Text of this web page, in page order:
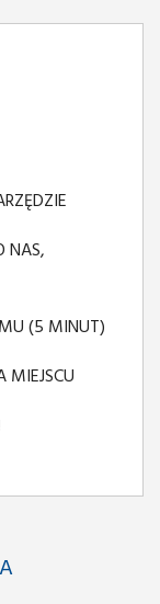
NAS,
(5 MINUT)
MIEJSCU